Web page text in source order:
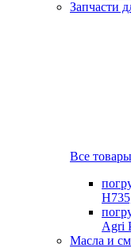
Запчасти
Все товары
Agri
Масла и